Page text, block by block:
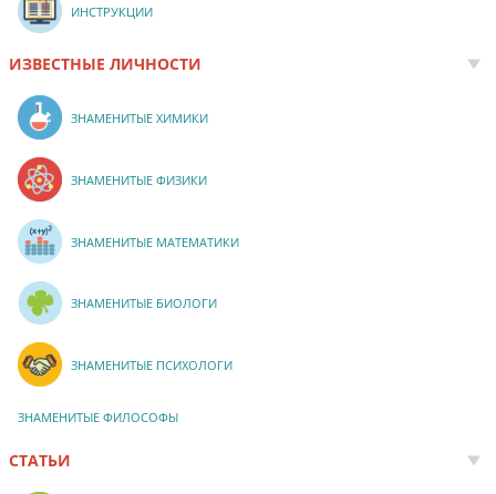
ИНСТРУКЦИИ
ИЗВЕСТНЫЕ ЛИЧНОСТИ
ЗНАМЕНИТЫЕ ХИМИКИ
ЗНАМЕНИТЫЕ ФИЗИКИ
ЗНАМЕНИТЫЕ МАТЕМАТИКИ
ЗНАМЕНИТЫЕ БИОЛОГИ
ЗНАМЕНИТЫЕ ПСИХОЛОГИ
ЗНАМЕНИТЫЕ ФИЛОСОФЫ
СТАТЬИ